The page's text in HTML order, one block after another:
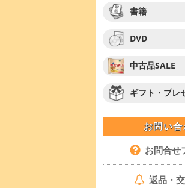
書籍
DVD
中古品SALE
ギフト・プレ
お問い
お問合せ
返品・